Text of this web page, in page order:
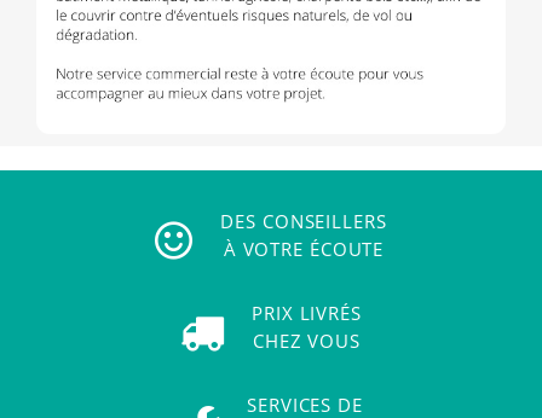
DES CONSEILLERS
À VOTRE ÉCOUTE
PRIX LIVRÉS
CHEZ VOUS
SERVICES DE